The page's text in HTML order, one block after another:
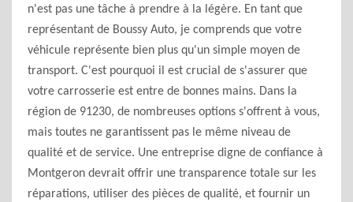
n'est pas une tâche à prendre à la légère. En tant que
représentant de Boussy Auto, je comprends que votre
véhicule représente bien plus qu'un simple moyen de
transport. C'est pourquoi il est crucial de s'assurer que
votre carrosserie est entre de bonnes mains. Dans la
région de 91230, de nombreuses options s'offrent à vous,
mais toutes ne garantissent pas le même niveau de
qualité et de service. Une entreprise digne de confiance à
Montgeron devrait offrir une transparence totale sur les
réparations, utiliser des pièces de qualité, et fournir un